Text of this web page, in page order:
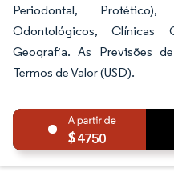
Periodontal,
Odontológicos,
Geografia. As Previsões
Termos de Valor (USD).
4750